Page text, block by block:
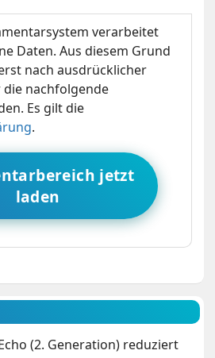
verarbeitet
Daten. Aus diesem Grund
nach ausdrücklicher
nachfolgende
Es gilt die
.
jetzt
laden
(2. Generation) reduziert